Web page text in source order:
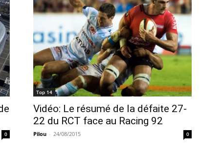
0
Top 14
Vidéo: Le résumé de la défaite 27-
22 du RCT face au Racing 92
Pilou - 24/08/2015 0